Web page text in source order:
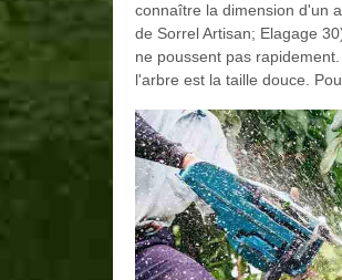
connaître la dimension d'un
de Sorrel Artisan; Elagage
ne poussent pas
l'arbre est la taille douce.